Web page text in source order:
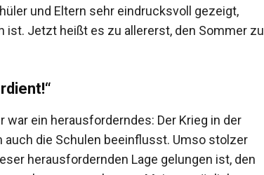
und Eltern sehr eindrucksvoll gezeigt,
ist. Jetzt heißt es zu allererst, den Sommer zu
war ein herausforderndes: Der Krieg in der
auch die Schulen beeinflusst. Umso stolzer
herausfordernden Lage gelungen ist, den